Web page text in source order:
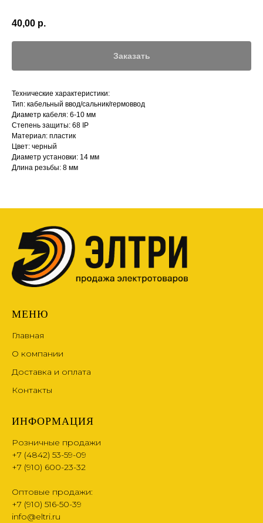
40,00 р.
Заказать
Технические характеристики:
Тип: кабельный ввод/сальник/гермоввод
Диаметр кабеля: 6-10 мм
Степень защиты: 68 IP
Материал: пластик
Цвет: черный
Диаметр установки: 14 мм
Длина резьбы: 8 мм
МЕНЮ
Главная
О компании
Доставка и оплата
Контакты
ИНФОРМАЦИЯ
Розничные продажи
+7 (4842) 53-59-09
+7 (910) 600-23-32
Оптовые продажи:
+7 (910) 516-50-39
info@eltri.ru